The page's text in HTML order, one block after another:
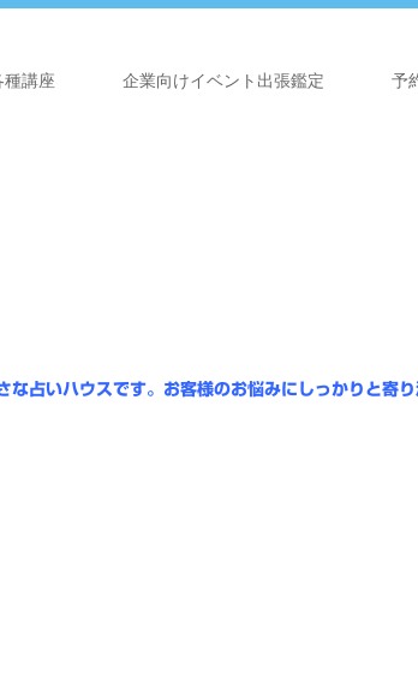
種講座 企業向けイベント出張鑑定 予
な占いハウスです。 お客様のお悩みにしっかりと寄